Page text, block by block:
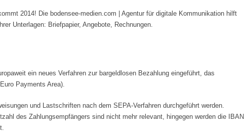
2014! Die bodensee-medien.com | Agentur für digitale Kommunikation hilft
Unterlagen: Briefpapier, Angebote, Rechnungen.
ein neues Verfahren zur bargeldlosen Bezahlung eingeführt, das
Payments Area).
und Lastschriften nach dem SEPA-Verfahren durchgeführt werden.
des Zahlungsempfängers sind nicht mehr relevant, hingegen werden die IBAN